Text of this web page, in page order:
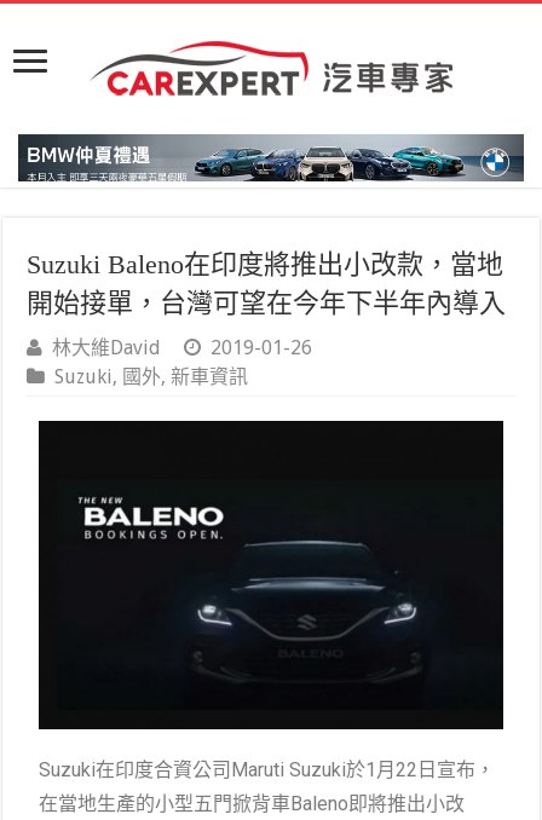
Suzuki Baleno在印度將推出小改款，當地
開始接單，台灣可望在今年下半年內導入
林大維David
2019-01-26
Suzuki, 國外,新車資訊
Suzuki在印度合資公司Maruti Suzuki於1月22日宣布，
在當地生產的小型五門掀背車Baleno即將推出小改